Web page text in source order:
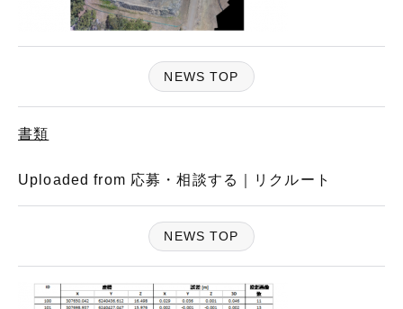
NEWS TOP
書類
Uploaded from 応募・相談する｜リクルート
NEWS TOP